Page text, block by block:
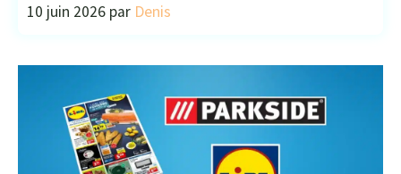
10 juin 2026 par Denis